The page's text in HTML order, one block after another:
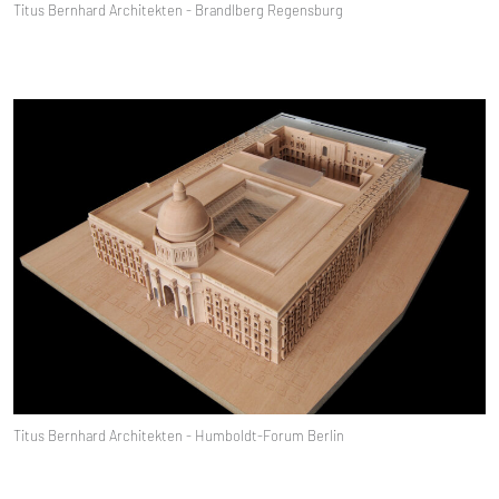
Titus Bernhard Architekten - Brandlberg Regensburg
Titus Bernhard Architekten - Humboldt-Forum Berlin